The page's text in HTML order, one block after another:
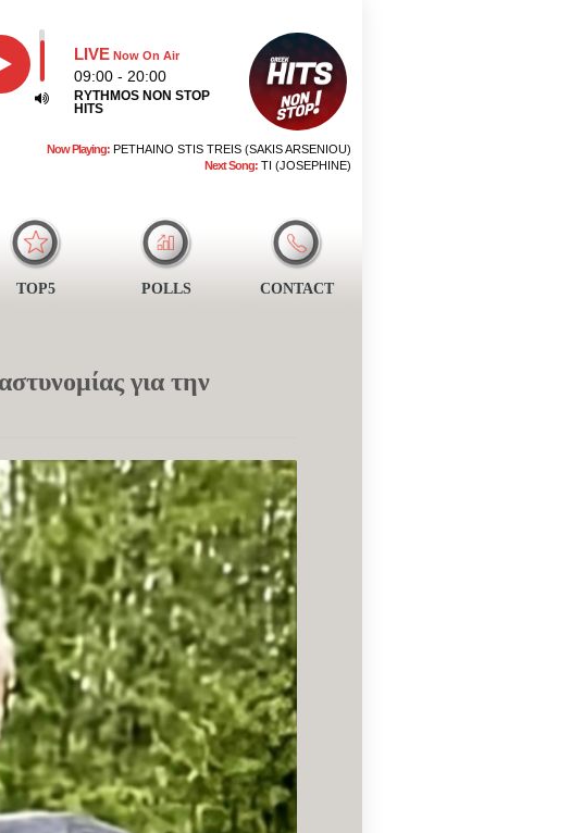
LIVE Now On Air
09:00 - 20:00
RYTHMOS NON STOP
HITS
Now Playing: PETHAINO STIS TREIS (SAKIS ARSENIOU)
Next Song: TI (JOSEPHINE)
TOP5 POLLS CONTACT
για την